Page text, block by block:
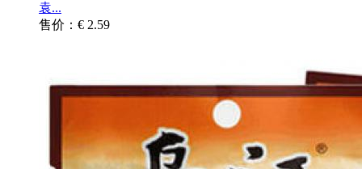
袁...
售价：€ 2.59